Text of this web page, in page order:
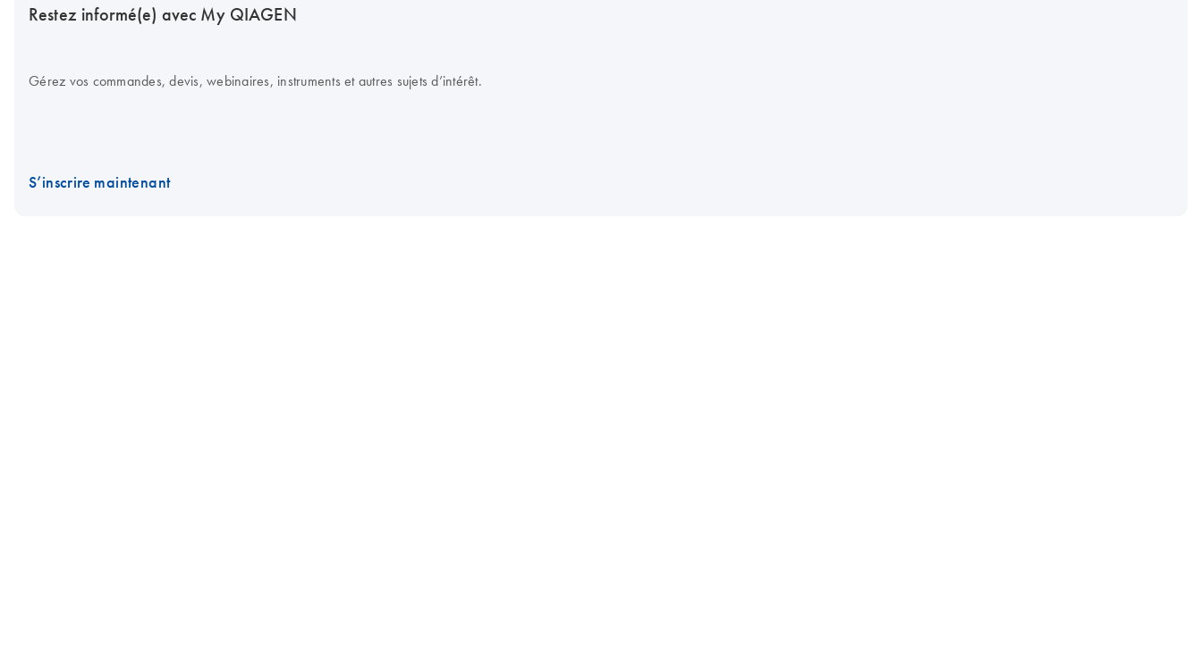
Restez informé(e) avec My QIAGEN
Gérez vos commandes, devis, webinaires, instruments et autres sujets d’intérêt.
S’inscrire maintenant